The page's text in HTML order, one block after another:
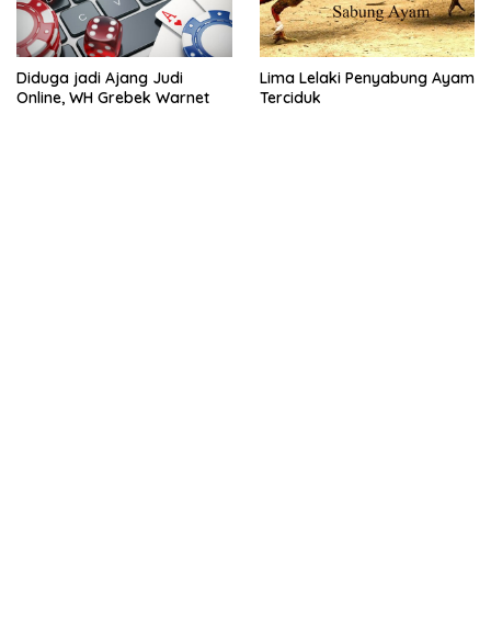
Diduga jadi Ajang Judi
Online, WH Grebek Warnet
Lima Lelaki Penyabung Ayam
Terciduk